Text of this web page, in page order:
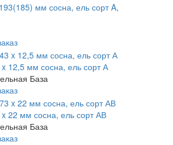
мм сосна, ель сорт A,
12,5 мм сосна, ель сорт А
База
22 мм сосна, ель сорт АВ
База